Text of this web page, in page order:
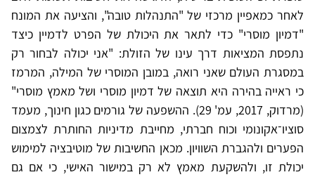
לאחר כמאפיין מרכזי של "התנהלות טובה", והציעה את המונח
"דמיון מוסרי" כדי לתאר את היכולת של הפרט לדמיין כיצד
נתפסת המציאות דרך עינו של הזולת: "אני יכולה לבחור רק
במסגרת העולם שאני רואה, במובן המוסרי של המילה, המרמז
כי ראייה בהירה היא תוצאה של דמיון מוסרי ושל מאמץ מוסרי"
(מרדוק, 2017, עמ' 29). ההשפעה של גורמים כגון חינוך, מעמד
סוציו־אקונומי וכוח חברתי, מחייבת מדיניות החותרת לצמצום
הפערים ולהגברת השוויון. מכאן החשיבות של מוטיבציה למימוש
יכולת זו, ולהשקעת מאמץ לא רק במישור האישי, כי אם גם